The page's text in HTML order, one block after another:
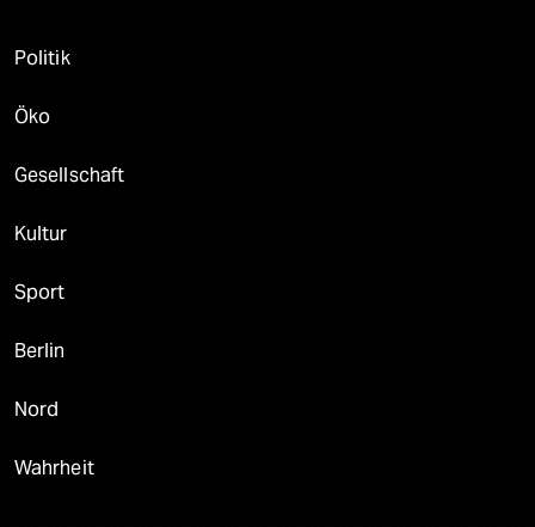
Politik
Öko
Gesellschaft
Kultur
Sport
Berlin
Nord
Wahrheit